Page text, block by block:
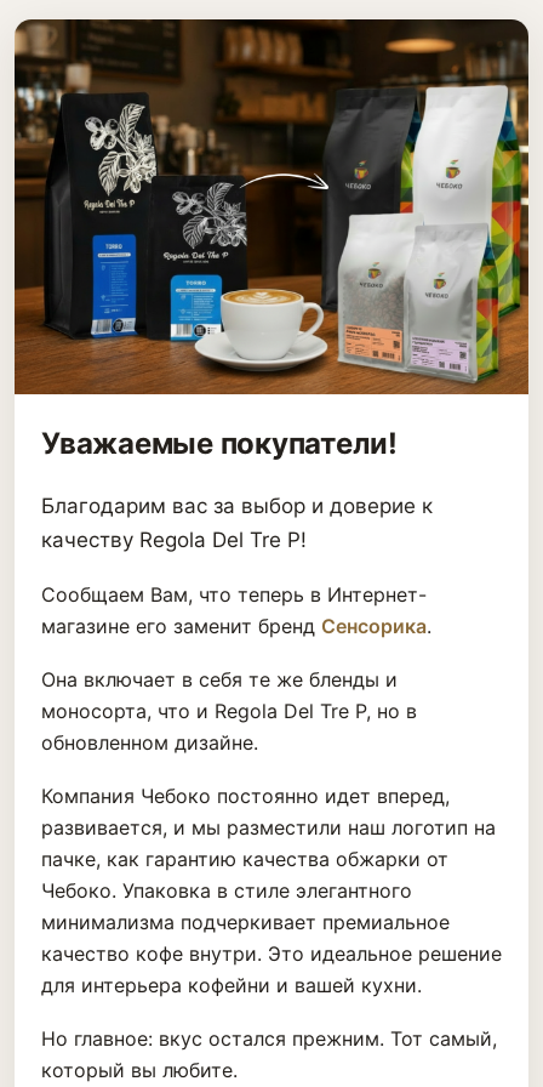
Уважаемые покупатели!
Благодарим вас за выбор и доверие к
качеству Regola Del Tre P!
Сообщаем Вам, что теперь в Интернет-
магазине его заменит бренд Сенсорика.
Она включает в себя те же бленды и
моносорта, что и Regola Del Tre P, но в
обновленном дизайне.
Компания Чебоко постоянно идет вперед,
развивается, и мы разместили наш логотип на
пачке, как гарантию качества обжарки от
Чебоко. Упаковка в стиле элегантного
минимализма подчеркивает премиальное
качество кофе внутри. Это идеальное решение
для интерьера кофейни и вашей кухни.
Но главное: вкус остался прежним. Тот самый,
который вы любите.